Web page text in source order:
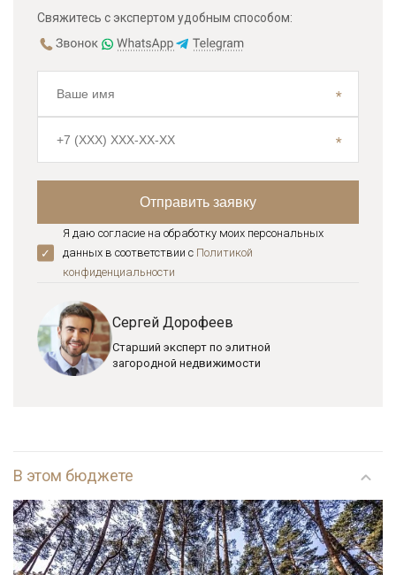
Свяжитесь с экспертом удобным способом:
Я даю согласие на обработку моих персональных
данных в соответствии с Политикой
конфиденциальноcти
Сергей Дорофеев
Старший эксперт по элитной
загородной недвижимости
В этом бюджете